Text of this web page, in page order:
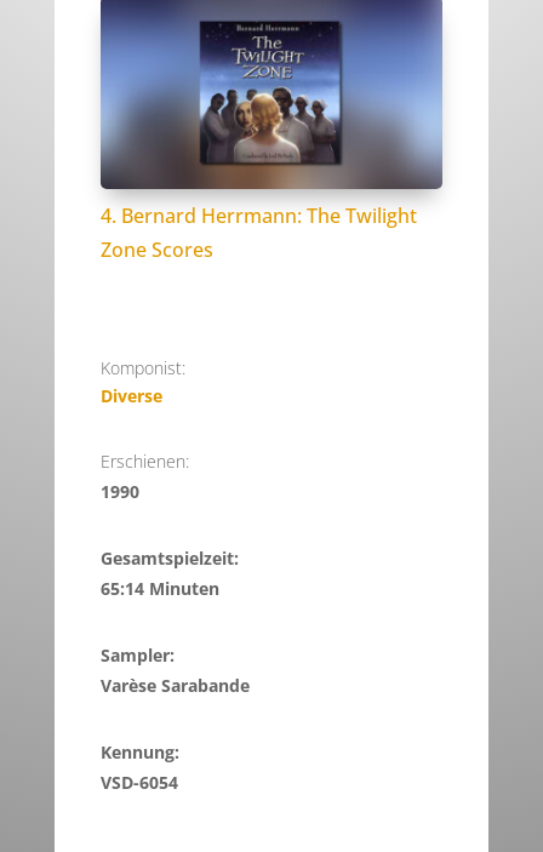
4. Bernard Herrmann: The Twilight
Zone Scores
Komponist:
Diverse
Erschienen:
1990
Gesamtspielzeit:
65:14 Minuten
Sampler:
Varèse Sarabande
Kennung:
VSD-6054